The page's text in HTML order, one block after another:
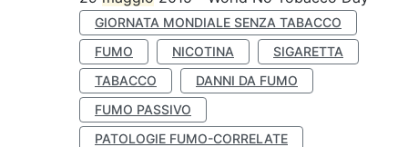
GIORNATA MONDIALE SENZA TABACCO
FUMO
NICOTINA
SIGARETTA
TABACCO
DANNI DA FUMO
FUMO PASSIVO
PATOLOGIE FUMO-CORRELATE